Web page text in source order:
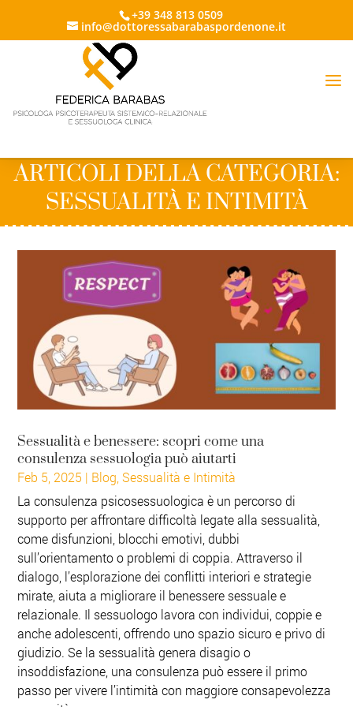
+39 348 813 0509
info@dottoressabarabaspordenone.it
ARTICOLI DELLA CATEGORIA:
SESSUALITÀ E INTIMITÀ
Sessualità e benessere: scopri come una
consulenza sessuologia può aiutarti
Feb 5, 2025 | Blog ,Sessualità e Intimità
La consulenza psicosessuologica è un percorso di
supporto per affrontare difficoltà legate alla sessualità,
come disfunzioni, blocchi emotivi, dubbi
sull’orientamento o problemi di coppia. Attraverso il
dialogo, l’esplorazione dei conflitti interiori e strategie
mirate, aiuta a migliorare il benessere sessuale e
relazionale. Il sessuologo lavora con individui, coppie e
anche adolescenti, offrendo uno spazio sicuro e privo di
giudizio. Se la sessualità genera disagio o
insoddisfazione, una consulenza può essere il primo
passo per vivere l’intimità con maggiore consapevolezza